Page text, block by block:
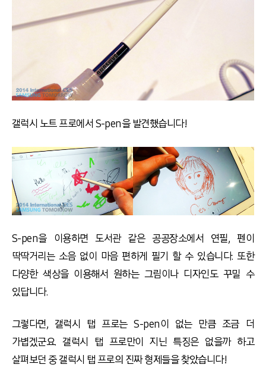
갤럭시 노트 프로에서 S-pen을 발견했습니다!
S-pen을 이용하면 도서관 같은 공공장소에서 연필, 펜이
딱딱거리는 소음 없이 마음 편하게 필기 할 수 있습니다. 또한
다양한 색상을 이용해서 원하는 그림이나 디자인도 꾸밀 수
있답니다.
그렇다면, 갤럭시 탭 프로는 S-pen이 없는 만큼 조금 더
가볍겠군요. 갤럭시 탭 프로만이 지닌 특징은 없을까 하고
살펴보던 중 갤럭시 탭 프로의 진짜 형제들을 찾았습니다!